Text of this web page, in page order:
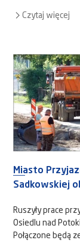
Czytaj więcej
Miasto
Sadkowskiej
Ruszyły prace
Osiedlu nad
Połączone będą